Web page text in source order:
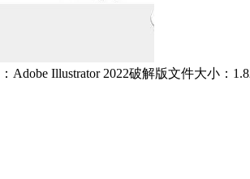
Illustrator 2022破解版文件大小：